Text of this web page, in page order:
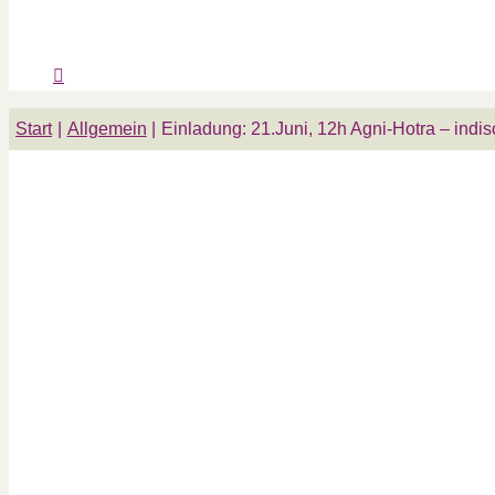
Start Allgemein Einladung: 21.Juni, 12h Agni-Hotra –